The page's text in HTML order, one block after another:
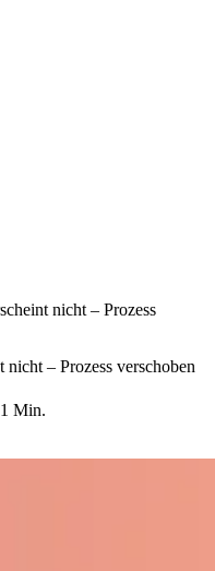
nicht – Prozess
nicht – Prozess verschoben
1 Min.